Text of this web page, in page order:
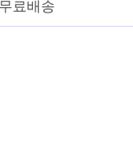
무료배송